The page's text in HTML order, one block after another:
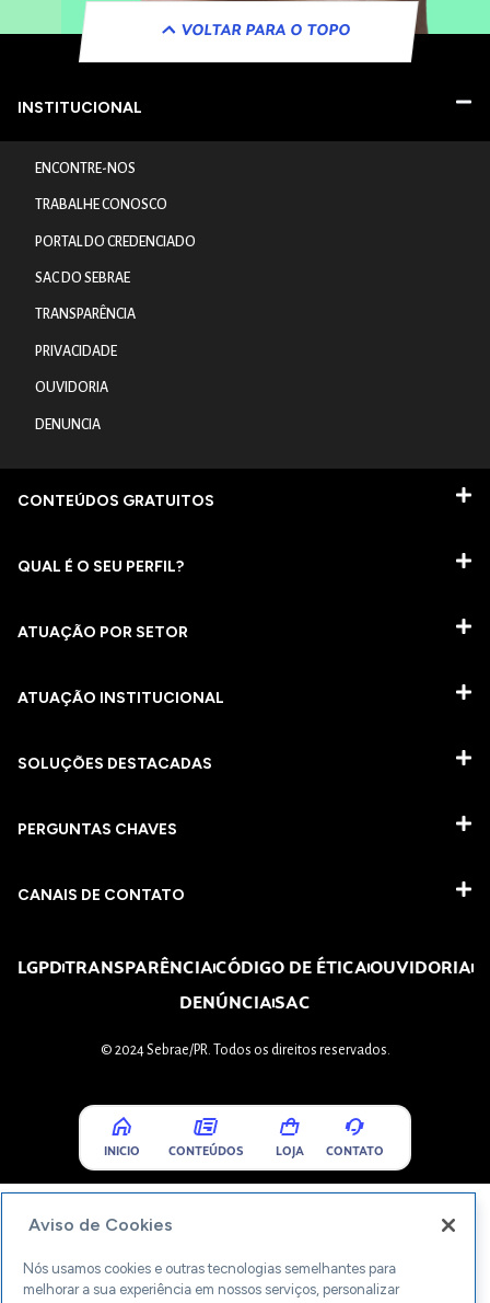
VOLTAR PARA O TOPO
INSTITUCIONAL
ENCONTRE-NOS
TRABALHE CONOSCO
PORTAL DO CREDENCIADO
SAC DO SEBRAE
TRANSPARÊNCIA
PRIVACIDADE
OUVIDORIA
DENUNCIA
CONTEÚDOS GRATUITOS
QUAL É O SEU PERFIL?
ATUAÇÃO POR SETOR
ATUAÇÃO INSTITUCIONAL
SOLUÇÕES DESTACADAS
PERGUNTAS CHAVES​
CANAIS DE CONTATO
LGPDTRANSPARÊNCIACÓDIGO DE ÉTICAOUVIDORIA
DENÚNCIASAC
© 2024 Sebrae/PR. Todos os direitos reservados.
INICIO CONTEÚDOS LOJA CONTATO
Aviso de Cookies
Nós usamos cookies e outras tecnologias semelhantes para
melhorar a sua experiência em nossos serviços, personalizar